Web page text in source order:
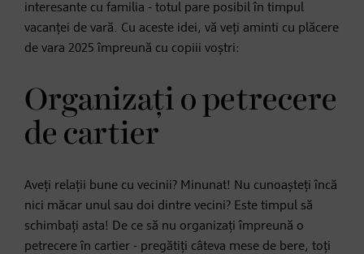
interesante cu familia - totul pare posibil în timpul
vacanței de vară. Cu aceste idei, vă veți aminti cu plăcere
de vara 2025 împreună cu copiii voștri:
Organizați o petrecere
de cartier
Aveți relații bune cu vecinii? Minunat! Nu cunoașteți încă
nici măcar unul sau doi dintre vecini? Este timpul să
schimbați asta! De ce să nu organizați împreună o
petrecere în cartier - pregătiți câteva mese de bere, toți